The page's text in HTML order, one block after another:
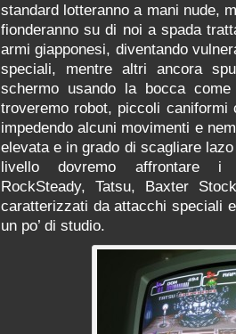
standard lotteranno a mani nude,
fionderanno su di noi a spada
armi giapponesi, diventando
speciali, mentre altri ancora
schermo usando la bocca
troveremo robot, piccoli
impedendo alcuni movimenti e
elevata e in grado di scagliare
livello dovremo affrontare i
RockSteady, Tatsu, Baxter
caratterizzati da attacchi speciali
un po’ di studio.